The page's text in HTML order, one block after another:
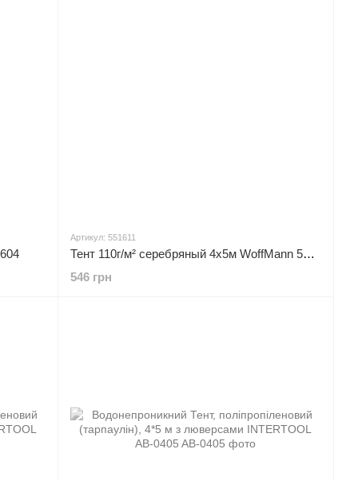
Артикул: 551611
Тент 110г/м² серебряный 4х5м WoffMann 551611
546 грн